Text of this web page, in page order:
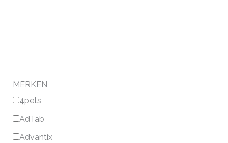
MERKEN
4pets
AdTab
Advantix